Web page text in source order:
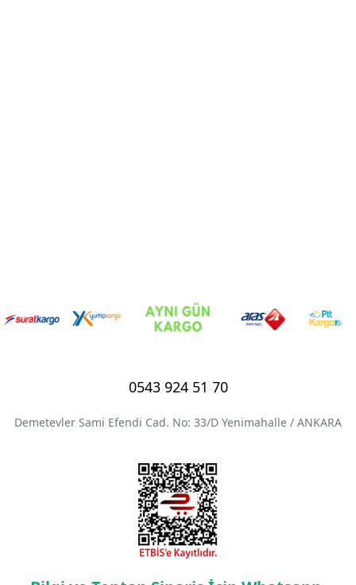
0543 924 51 70
Demetevler Sami Efendi Cad. No: 33/D Yenimahalle / ANKARA